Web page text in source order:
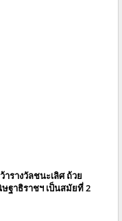
ารางวัลชนะเลิศ ถ้วย
ฐาธิราชฯ เป็นสมัยที่ 2